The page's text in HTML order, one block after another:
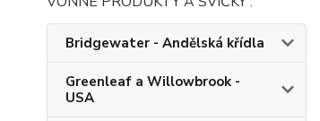
Bridgewater - Andělská křídla
Greenleaf a Willowbrook -
USA